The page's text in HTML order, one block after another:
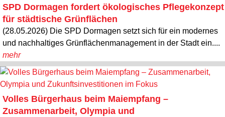
SPD Dormagen fordert ökologisches Pflegekonzept
für städtische Grünflächen
(28.05.2026) Die SPD Dormagen setzt sich für ein modernes
und nachhaltiges Grünflächenmanagement in der Stadt ein....
mehr
Volles Bürgerhaus beim Maiempfang –
Zusammenarbeit, Olympia und